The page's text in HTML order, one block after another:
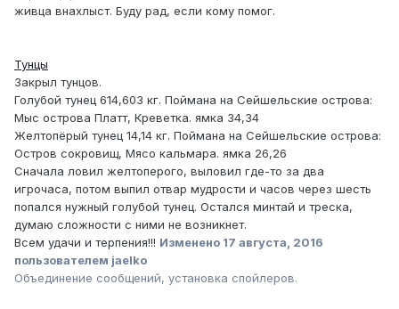
живца внахлыст. Буду рад, если кому помог.
Тунцы
Закрыл тунцов.
Голубой тунец 614,603 кг. Поймана на Сейшельские острова:
Мыс острова Платт, Креветка. ямка 34,34
Желтопёрый тунец 14,14 кг. Поймана на Сейшельские острова:
Остров сокровищ, Мясо кальмара. ямка 26,26
Сначала ловил желтоперого, выловил где-то за два
игрочаса, потом выпил отвар мудрости и часов через шесть
попался нужный голубой тунец. Остался минтай и треска,
думаю сложности с ними не возникнет.
Всем удачи и терпения!!! Изменено 17 августа, 2016
пользователем jaelko
Объединение сообщений, установка спойлеров.